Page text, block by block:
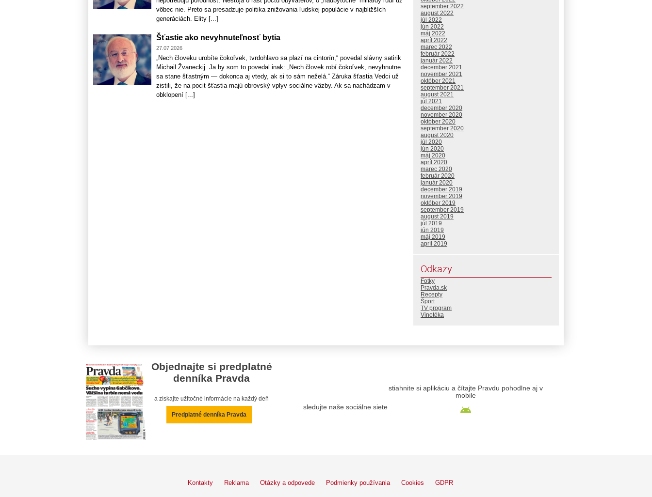
vôbec nie. Preto sa presadzuje politika znižovania ľudskej populácie v najbližších
generáciách. Elity [...]
Šťastie ako nevyhnuteľnosť bytia
27.07.2026
„Nech človeku urobíte čokoľvek, tvrdohlavo sa plazí na cintorín,“ povedal slávny satirik
Michail Žvaneckij. Ja by som to povedal inak: „Nech človek robí čokoľvek, nevyhnutne
sa stane šťastným — dokonca aj vtedy, ak si to sám neželá.“ Záruka šťastia Vedci už
zistili, že na pocit šťastia majú obrovský vplyv sociálne väzby. Ak sa nachádzam v
obklopení [...]
september 2022
august 2022
júl 2022
jún 2022
máj 2022
apríl 2022
marec 2022
február 2022
január 2022
december 2021
november 2021
október 2021
september 2021
august 2021
júl 2021
december 2020
november 2020
október 2020
september 2020
august 2020
júl 2020
jún 2020
máj 2020
apríl 2020
marec 2020
február 2020
január 2020
december 2019
november 2019
október 2019
september 2019
august 2019
júl 2019
jún 2019
máj 2019
apríl 2019
Odkazy
Fotky
Pravda.sk
Recepty
Šport
TV program
Vinotéka
Objednajte si predplatné
denníka Pravda
a získajte užitočné informácie na každý deň
Predplatné denníka Pravda
sledujte naše sociálne siete
stiahnite si aplikáciu a čítajte Pravdu pohodlne aj v
mobile
Kontakty Reklama Otázky a odpovede Podmienky používania Cookies GDPR